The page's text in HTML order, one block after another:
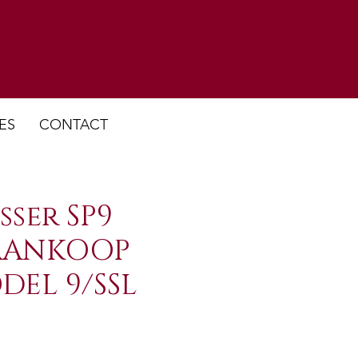
CONTACT
SP9
9/SSL